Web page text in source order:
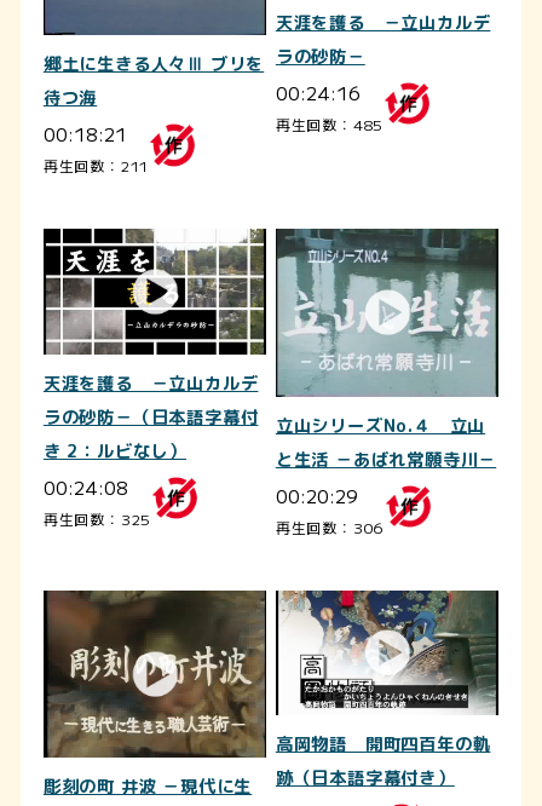
郷土に生きる人々Ⅲ ブリを
待つ海
00:18:21
再生回数：211
天涯を護る －立山カルデ
ラの砂防－
00:24:16
再生回数：485
天涯を護る －立山カルデ
ラの砂防－（日本語字幕付
き 2：ルビなし）
00:24:08
再生回数：325
立山シリーズNo.４ 立山
と生活 －あばれ常願寺川－
00:20:29
再生回数：306
彫刻の町 井波 －現代に生
高岡物語 開町四百年の軌
跡（日本語字幕付き）